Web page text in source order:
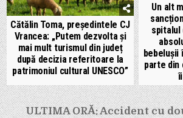
Cătălin Toma, președintele CJ
Vrancea: „Putem dezvolta și
mai mult turismul din județ
după decizia referitoare la
patrimoniul cultural UNESCO”
Un alt
spitalul
bebelușii
parte din
Navigare
ULTIMA ORĂ: Accident cu